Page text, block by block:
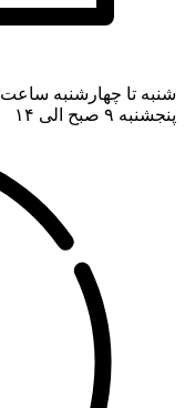
شنبه تا چهارشنبه ساعت ۹ صبح الی ۱۸
پنجشنبه ۹ صبح الی ۱۴